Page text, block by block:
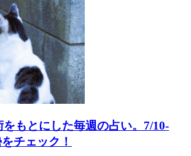
もとにした毎週の占い。7/10-
チェック！